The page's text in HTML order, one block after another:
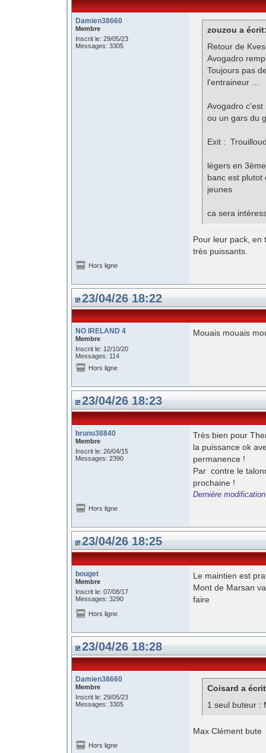
Damien38660
Membre
Inscrit le: 29/05/23
Messages: 3305
zouzou a
Retour de
Avogadro
Toujours pas
l'entraineur ...
Avogadro
ou un gars du
Exit :
légers en
banc est
jeunes
ca sera
Pour leur pack, en
très puissants.
Hors ligne
23/04/26 18:22
NO IRELAND 4
Membre
Inscrit le: 12/10/20
Messages: 114
Mouais mouais
Hors ligne
23/04/26 18:23
bruno38840
Membre
Inscrit le: 26/04/15
Messages: 2390
Très bien pour
la puissance ok
permanence !
Par contre le
prochaine !
Dernière
Hors ligne
23/04/26 18:25
bouget
Membre
Inscrit le: 07/08/17
Messages: 3290
Le maintien est
Mont de Marsan
faire
Hors ligne
23/04/26 18:28
Damien38660
Membre
Inscrit le: 29/05/23
Messages: 3305
Coisard a
1 seul buteur :
Max Clément bute
Hors ligne